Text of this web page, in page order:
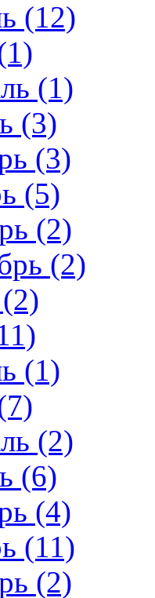
(12)
(1)
(3)
(3)
(5)
(2)
(2)
(2)
(1)
(2)
(6)
(4)
(11)
(2)